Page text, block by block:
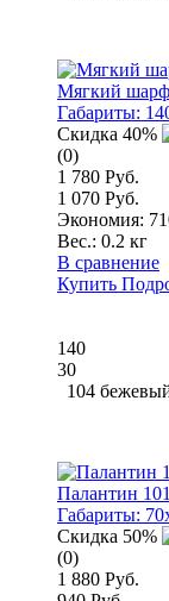
Мягкий шарф
Габариты:
Скидка 40%
(0)
1 780 Руб.
1 070 Руб.
Экономия:
Вес.: 0.2 кг
В сравнение
Купить
140
30
104
Палантин
Габариты:
Скидка 50%
(0)
1 880 Руб.